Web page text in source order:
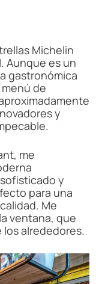
Michelin
Aunque es un
gastronómica
de
y
me
y
para una
Me
ventana, que
alrededores.